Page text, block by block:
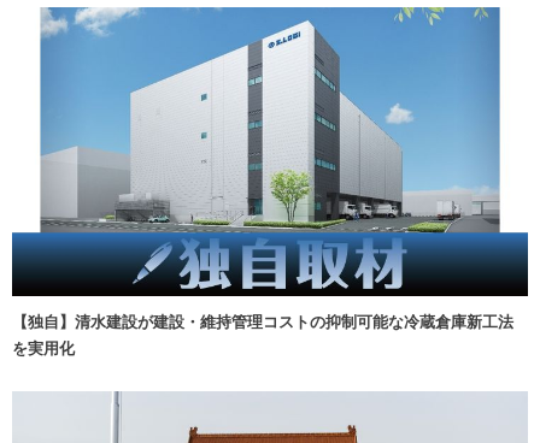
【独自】清水建設が建設・維持管理コストの抑制可能な冷蔵倉庫新工法
を実用化